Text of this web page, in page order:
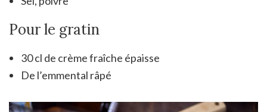
Pour le gratin
30 cl de crème fraîche épaisse
De l’emmental râpé